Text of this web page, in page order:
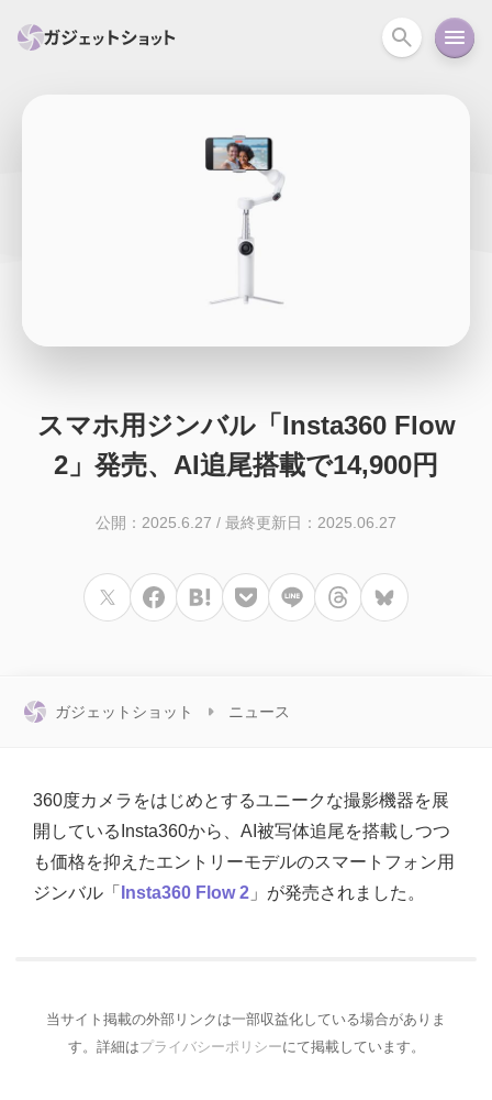
PC関連
スマホ用ジンバル「Insta360 Flow
2」発売、AI追尾搭載で14,900円
公開：2025.6.27 / 最終更新日：2025.06.27
ガジェットショット ニュース
360度カメラをはじめとするユニークな撮影機器を展
開しているInsta360から、AI被写体追尾を搭載しつつ
も価格を抑えたエントリーモデルのスマートフォン用
ジンバル「
Insta360 Flow 2 」が発売されました。
当サイト掲載の外部リンクは一部収益化している場合がありま
す。詳細はプライバシーポリシーにて掲載しています。